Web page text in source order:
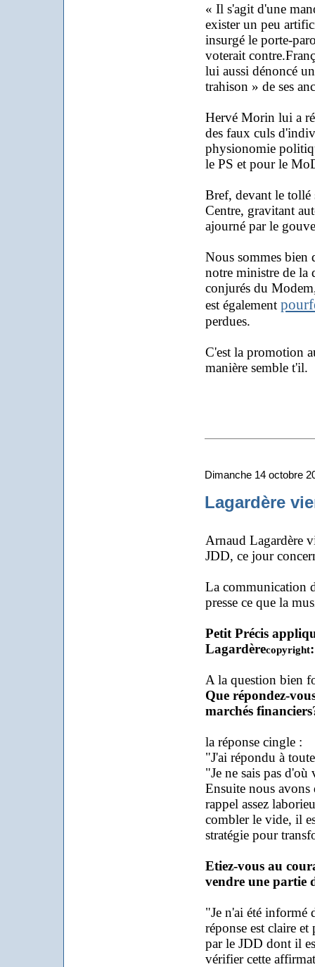
« Il s'agit d'une
exister un peu
insurgé le porte-
voterait
lui aussi dénoncé
trahison » de ses
Hervé Morin lui a
des faux culs
physionomie
le PS et pour le
Bref, devant le tollé
Centre, gravitant
ajourné par le
Nous sommes bien
notre ministre de la
conjurés du
est également
perdues.
C'est la promotion
manière semble t'il.
Dimanche 14 octobre
Lagardère
Arnaud Lagardère
JDD, ce jour
La communication
presse ce que la
Petit Précis
Lagardèrecopyright:
A la question bien
Que répondez-
marchés
la réponse cingle :
"J'ai répondu à
"Je ne sais pas
Ensuite nous avons
rappel assez
combler le vide, il
stratégie pour
Etiez-vous au
vendre une partie
"Je n'ai été informé
réponse est claire
par le JDD dont il
vérifier cette